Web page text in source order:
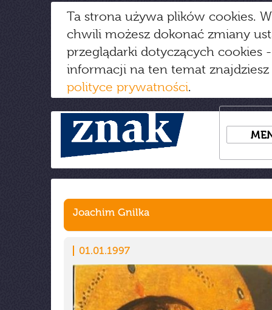
Ta strona używa plików cookies.
chwili możesz dokonać zmiany
przeglądarki dotyczących cookies
informacji na ten temat
polityce prywatności.
Joachim Gnilka
01.01.1997